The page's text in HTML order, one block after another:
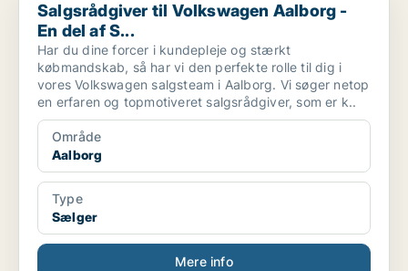
Salgsrådgiver til Volkswagen Aalborg -
En del af S...
Har du dine forcer i kundepleje og stærkt
købmandskab, så har vi den perfekte rolle til dig i
vores Volkswagen salgsteam i Aalborg. Vi søger netop
en erfaren og topmotiveret salgsrådgiver, som er k..
Område
Aalborg
Type
Sælger
Mere info